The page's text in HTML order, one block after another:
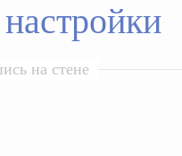
на стене